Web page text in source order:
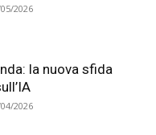
2026
la nuova sfida
2026